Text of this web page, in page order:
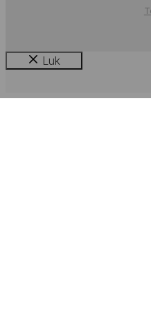
Luk